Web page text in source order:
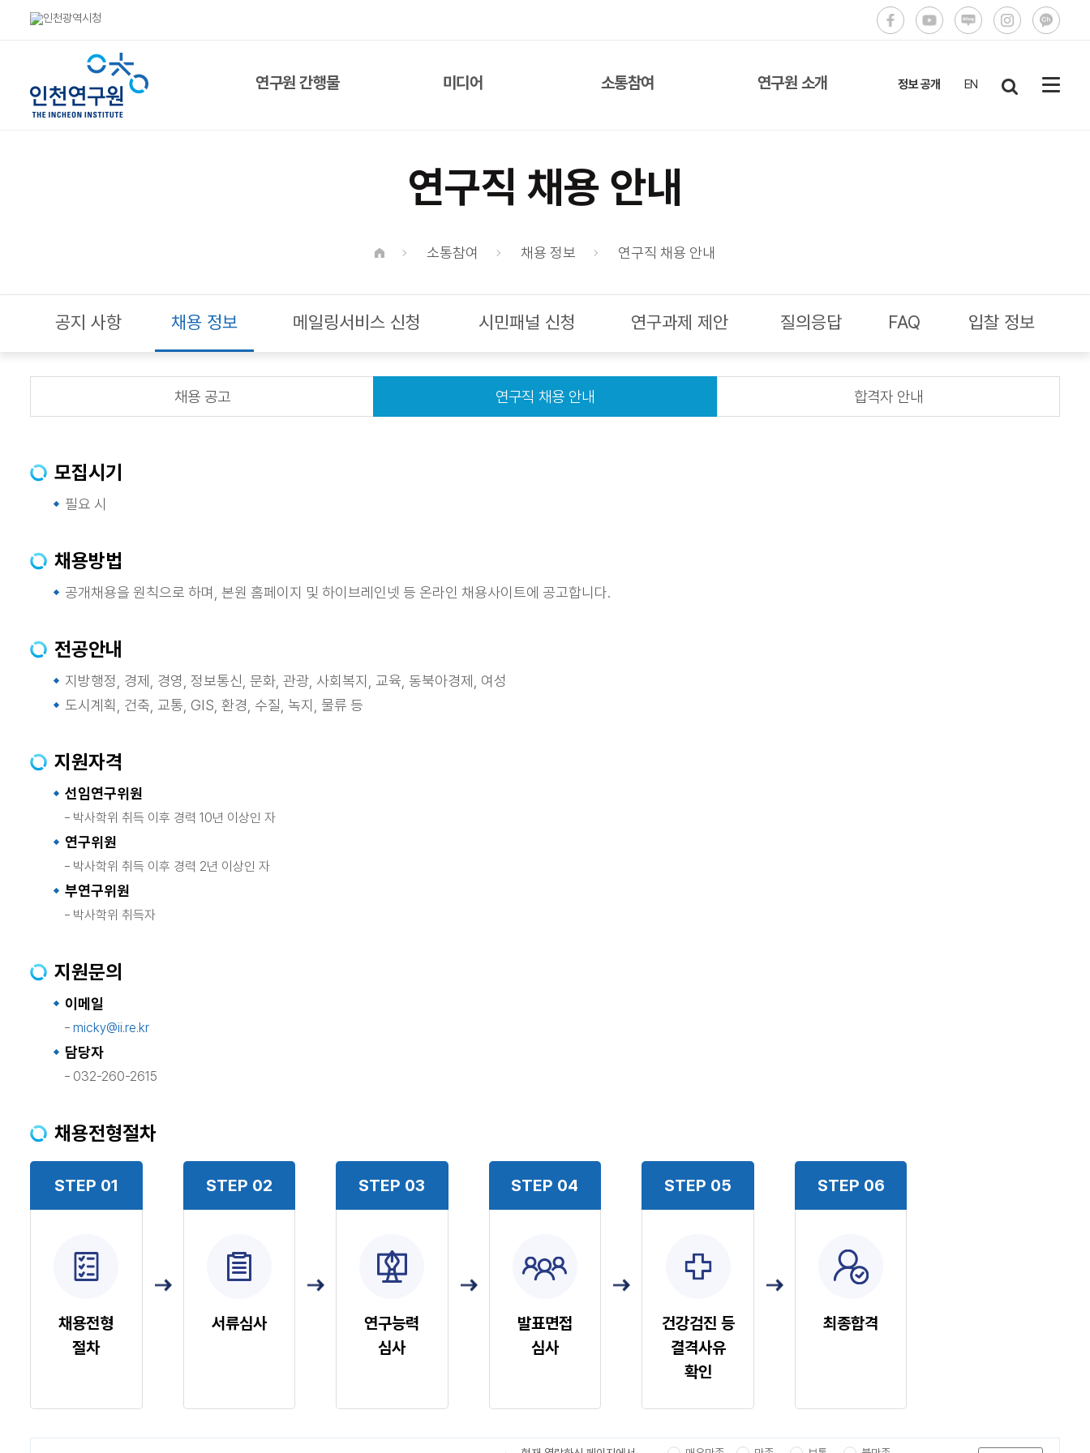
연구원 간행물
행사자료집
미디어
데이터브리프
보도자료
소통참여
채용 정보
시민패널 신청
FAQ
연구원 소개
오시는 길
정보 공개 EN
연구직 채용 안내
소통참여 채용 정보 연구직 채용 안내
공지 사항 채용 정보 메일링서비스 신청 시민패널 신청 연구과제 제안 질의응답 FAQ 입찰 정보
채용 공고 연구직 채용 안내 합격자 안내
모집시기
필요 시
채용방법
공개채용을 원칙으로 하며, 본원 홈페이지 및 하이브레인넷 등 온라인 채용사이트에 공고합니다.
전공안내
지방행정, 경제, 경영, 정보통신, 문화, 관광, 사회복지, 교육, 동북아경제, 여성
도시계획, 건축, 교통, GIS, 환경, 수질, 녹지, 물류 등
지원자격
선임연구위원
박사학위 취득 이후 경력 10년 이상인 자
연구위원
박사학위 취득 이후 경력 2년 이상인 자
부연구위원
박사학위 취득자
지원문의
이메일
micky@ii.re.kr
담당자
032-260-2615
채용전형절차
STEP 01
채용전형
절차
STEP 02
서류심사
STEP 03
연구능력
심사
STEP 04
발표면접
심사
STEP 05
건강검진 등
결격사유
확인
STEP 06
최종합격